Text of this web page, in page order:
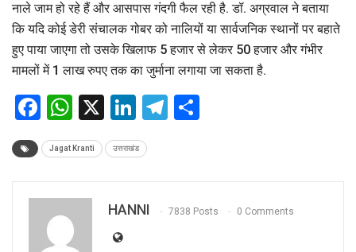
नाले जाम हो रहे हैं और आसपास गंदगी फैल रही है. डॉ. अग्रवाल ने बताया
कि यदि कोई डेरी संचालक गोबर को नालियों या सार्वजनिक स्थानों पर बहाते
हुए पाया जाएगा तो उसके खिलाफ 5 हजार से लेकर 50 हजार और गंभीर
मामलों में 1 लाख रुपए तक का जुर्माना लगाया जा सकता है.
Facebook
WhatsApp
X LinkedIn
Telegram
Jagat Kranti उत्तराखंड
HANNI 7838 Posts 0 Comments